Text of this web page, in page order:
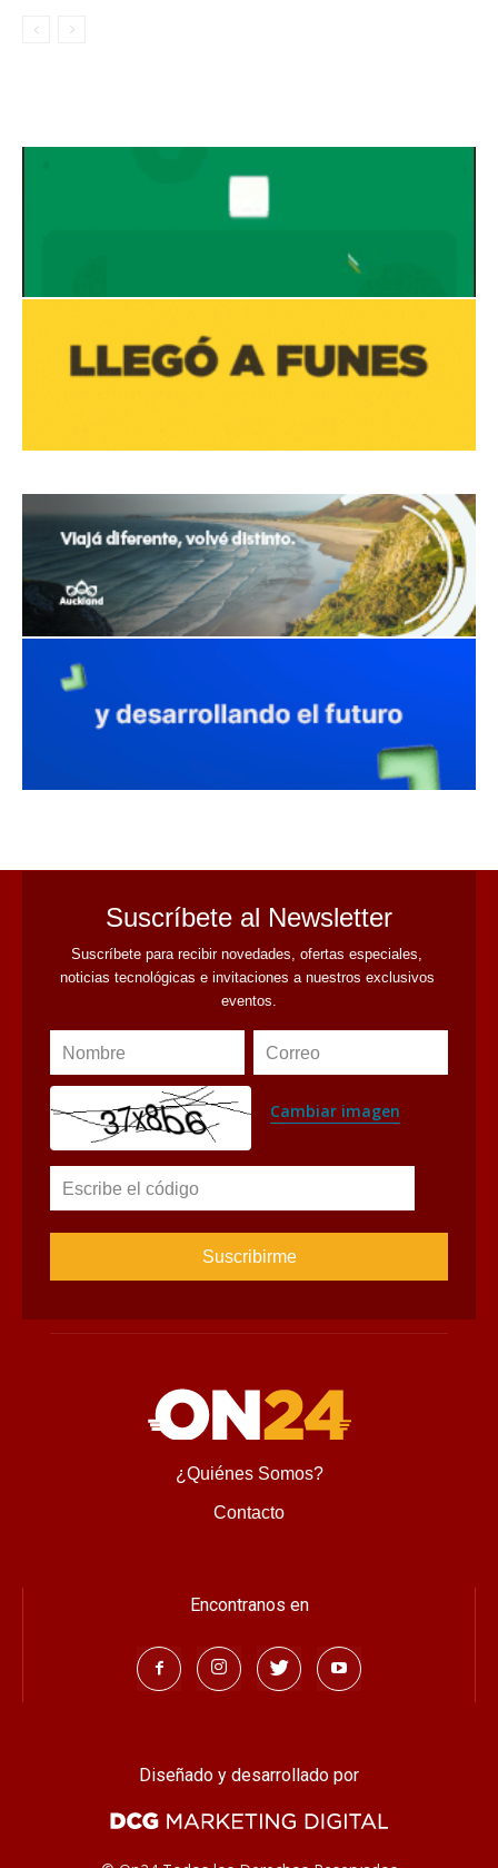
Suscríbete al Newsletter
Suscríbete para recibir novedades, ofertas especiales,
noticias tecnológicas e invitaciones a nuestros exclusivos
eventos.
Nombre Correo
Cambiar imagen
Escribe el código
¿Quiénes Somos?
Contacto
Encontranos en
Diseñado y desarrollado por